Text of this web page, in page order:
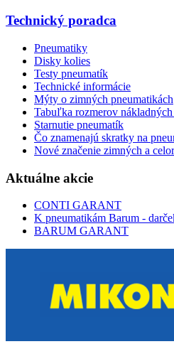
Technický poradca
Pneumatiky
Disky kolies
Testy pneumatík
Technické informácie
Mýty o zimných pneumatikách
Tabuľka rozmerov
Starnutie pneumatík
Čo znamenajú skratky na
Nové značenie zimných a
Aktuálne akcie
CONTI GARANT
K pneumatikám Barum -
BARUM GARANT